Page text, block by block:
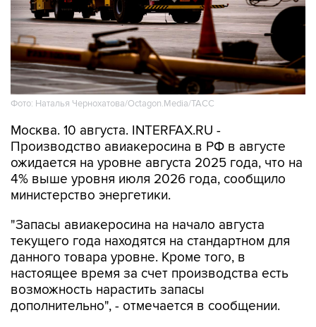
Фото: Наталья Чернохатова/Octagon.Media/ТАСС
Москва. 10 августа. INTERFAX.RU -
Производство авиакеросина в РФ в августе
ожидается на уровне августа 2025 года, что на
4% выше уровня июля 2026 года, сообщило
министерство энергетики.
"Запасы авиакеросина на начало августа
текущего года находятся на стандартном для
данного товара уровне. Кроме того, в
настоящее время за счет производства есть
возможность нарастить запасы
дополнительно", - отмечается в сообщении.